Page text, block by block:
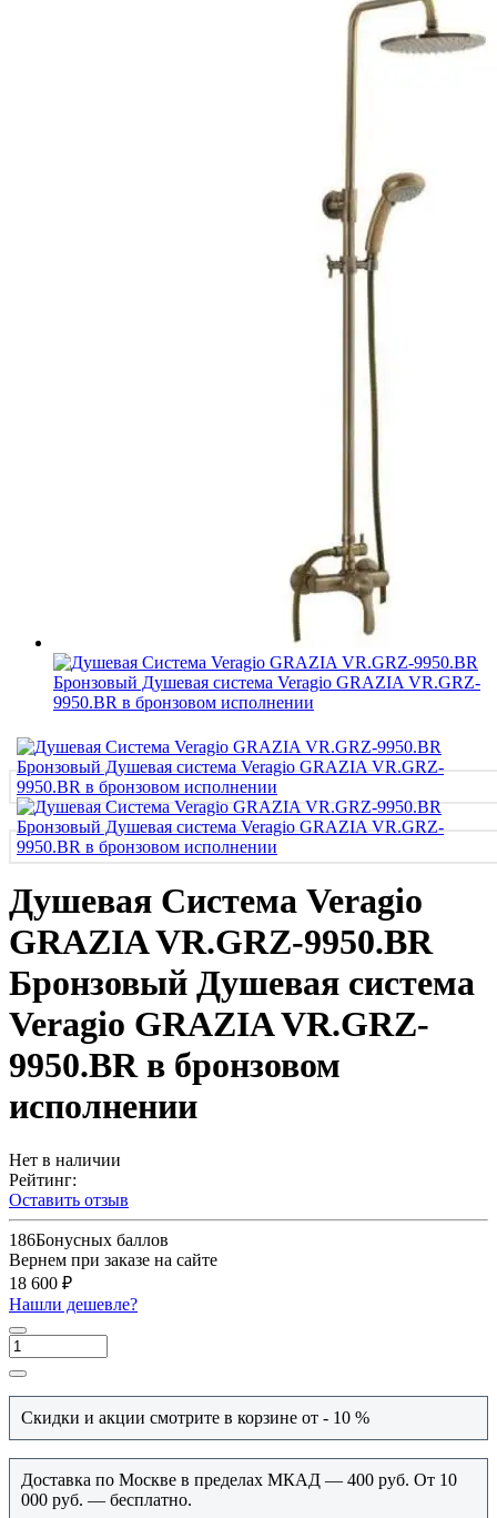
Душевая Система Veragio
GRAZIA VR.GRZ-9950.BR
Бронзовый Душевая система
Veragio GRAZIA VR.GRZ-
9950.BR в бронзовом
исполнении
Нет в наличии
Рейтинг:
Оставить отзыв
186Бонусных баллов
Вернем при заказе на сайте
18 600 ₽
Нашли дешевле?
Скидки и акции смотрите в корзине от - 10 %
Доставка по Москве в пределах МКАД — 400 руб. От 10
000 руб. — бесплатно.